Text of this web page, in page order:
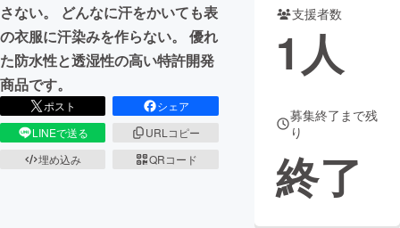
CAMPFIRE for Social Good CAMPFIRE Creation
CAMPFIREふるさと納税machi-ya コミュニティ
さない。 どんなに汗をかいても表
の衣服に汗染みを作らない。 優れ
た防水性と透湿性の高い特許開発
商品です。
ポスト
シェア
LINEで送る
URLコピー
埋め込み
QRコード
支援者数
1人
募集終了まで残
り
終了